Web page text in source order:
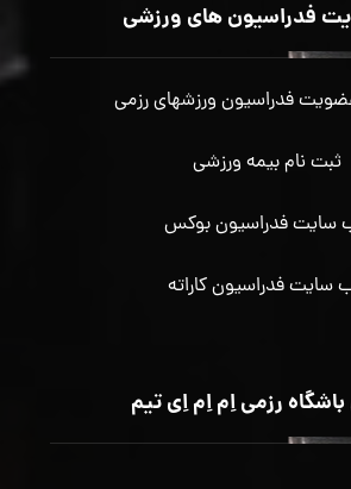
فدراسیون های ورزشی
فدراسیون ورزشهای رزمی
ثبت نام بیمه ورزشی
سایت فدراسیون بوکس
سایت فدراسیون کاراته
رزمی اِم اِم اِی تیم